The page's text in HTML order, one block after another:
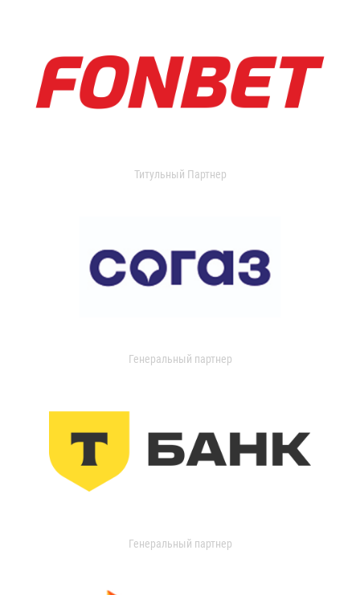
Титульный Партнер
Генеральный партнер
Генеральный партнер